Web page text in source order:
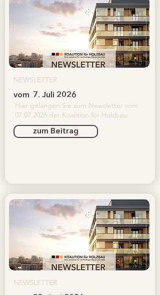
NEWSLETTER
vom 7. Juli 2026
Hier gelangen Sie zum Newsletter vom
07.07.2026 der Koalition für Holzbau.
zum Beitrag
NEWSLETTER